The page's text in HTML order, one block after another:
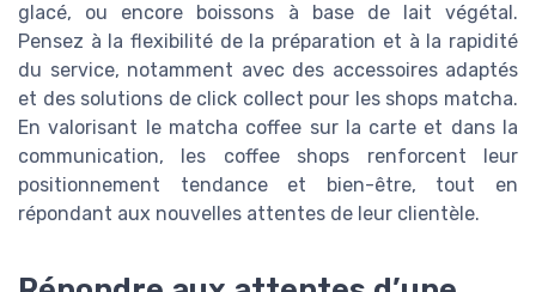
glacé, ou encore boissons à base de lait végétal.
Pensez à la flexibilité de la préparation et à la rapidité
du service, notamment avec des accessoires adaptés
et des solutions de click collect pour les shops matcha.
En valorisant le matcha coffee sur la carte et dans la
communication, les coffee shops renforcent leur
positionnement tendance et bien-être, tout en
répondant aux nouvelles attentes de leur clientèle.